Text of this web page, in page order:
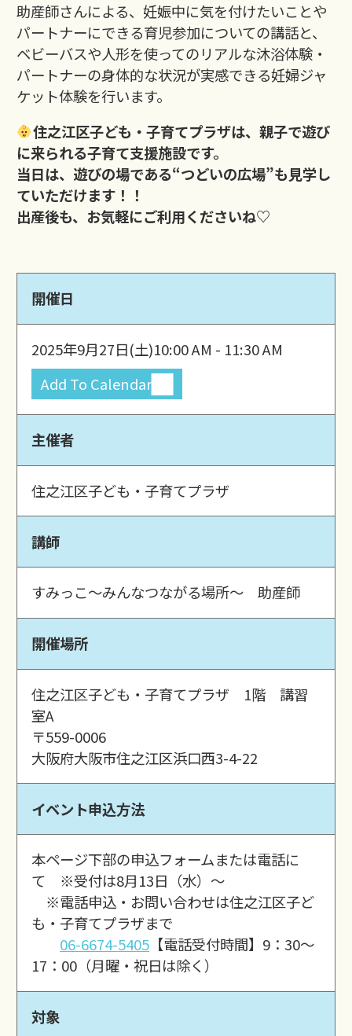
助産師さんによる、妊娠中に気を付けたいことや
パートナーにできる育児参加についての講話と、
ベビーバスや人形を使ってのリアルな沐浴体験・
パートナーの身体的な状況が実感できる妊婦ジャ
ケット体験を行います。
住之江区子ども・子育てプラザは、親子で遊び
に来られる子育て支援施設です。
当日は、遊びの場である“つどいの広場”も見学し
ていただけます！！
出産後も、お気軽にご利用くださいね♡
開催日
2025年9月27日(土)10:00 AM - 11:30 AM
Add To Calendar
主催者
住之江区子ども・子育てプラザ
講師
すみっこ～みんなつながる場所～ 助産師
開催場所
住之江区子ども・子育てプラザ 1階 講習
室A
〒559-0006
大阪府大阪市住之江区浜口西3-4-22
イベント申込方法
本ページ下部の申込フォームまたは電話に
て ※受付は8月13日（水）～
※電話申込・お問い合わせは住之江区子ど
も・子育てプラザまで
06-6674-5405 【電話受付時間】9：30～
17：00（月曜・祝日は除く）
対象